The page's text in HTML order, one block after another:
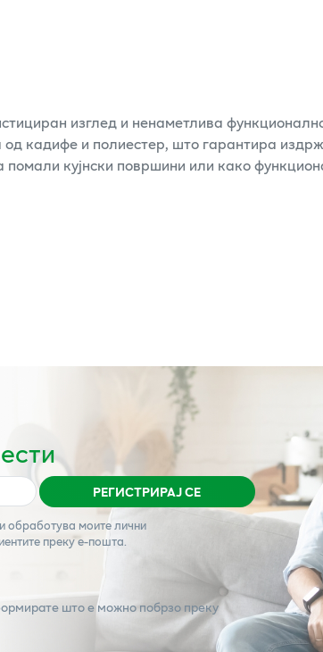
изглед и ненаметлива
кадифе и полиестер, што гарантира
кујнски површини или како
РЕГИСТРИРАЈ СЕ
обработува моите лични
преку е-пошта.
што е можно побрзо преку